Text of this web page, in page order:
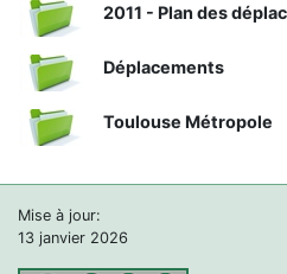
2011 - Plan des
Déplacements
Toulouse Métropole
Mise à jour:
13 janvier 2026